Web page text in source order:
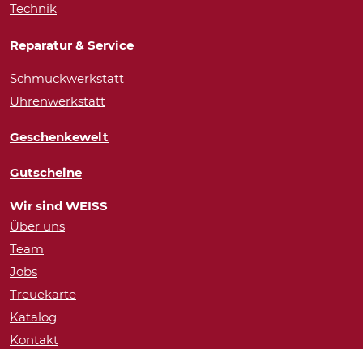
Technik
Reparatur & Service
Schmuckwerkstatt
Uhrenwerkstatt
Geschenkewelt
Gutscheine
Wir sind WEISS
Über uns
Team
Jobs
Treuekarte
Katalog
Kontakt